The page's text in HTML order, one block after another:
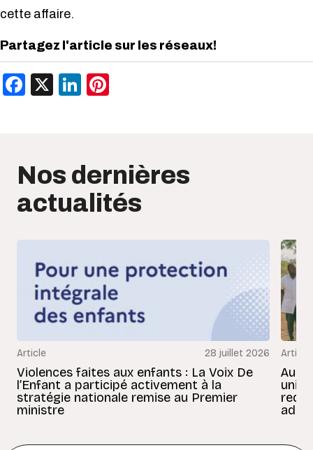
cette affaire.
Partagez l'article sur les réseaux!
Facebook
X LinkedIn
Nos dernières
actualités
Article 28 juillet 2026
Violences faites aux enfants : La Voix De
l’Enfant a participé activement à la
stratégie nationale remise au Premier
ministre
Article
Au